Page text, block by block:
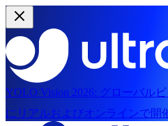
YOLO Vision 2026: グローバル
にリアルおよびオンラインで開